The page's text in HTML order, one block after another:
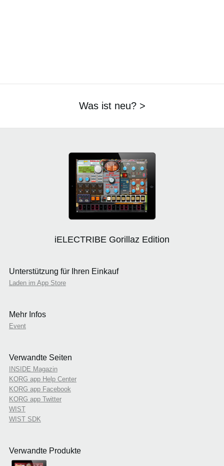
Was ist neu? >
iELECTRIBE Gorillaz Edition
Unterstützung für Ihren Einkauf
Laden im App Store
Mehr Infos
Event
Verwandte Seiten
INSIDE Magazin
KORG app Help Center
KORG app Facebook
KORG app Twitter
WIST
WIST SDK
Verwandte Produkte